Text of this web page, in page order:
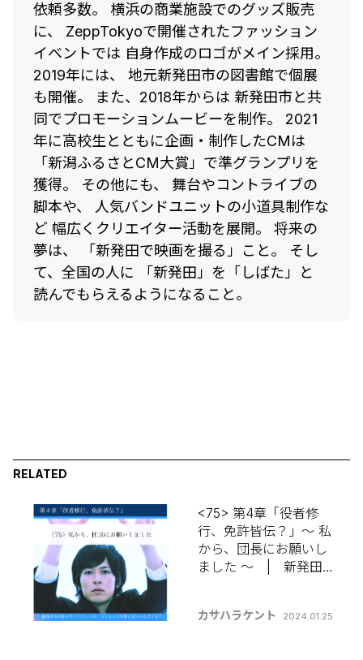
依頼多数。 横浜の商業施設でのグッズ販売
に、 ZeppTokyoで開催されたファッション
イベントでは 自身作成のロゴがメイン採用。
2019年には、 地元新発田市の図書館で個展
も開催。 また、2018年からは 新発田市と共
同でプロモーションムービーを制作。 2021
年に高校生とともに企画・制作したCMは
「新潟ふるさとCM大賞」で準グランプリを
獲得。 その他にも、 舞台やコントライブの
脚本や、 人気バンドユニットの小道具制作な
ど 幅広くクリエイター活動を展開。 将来の
夢は、 「新発田で映画を撮る」こと。 そし
て、全国の人に 「新発田」を「しばた」と
読んでもらえるようになること。
RELATED
<75> 第4章「役者修
行、免許皆伝？」～ 私
から、団長にお願いし
ました ～ | 新発田出
いいんですか？】
カサハラケント 2024.01.25